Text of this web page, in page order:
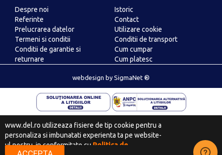
Despre noi
Istoric
Referinte
Contact
Prelucrarea datelor
Utilizare cookie
Termeni si conditii
Conditii de transport
Conditii de garantie si
returnare
Cum cumpar
Cum platesc
webdesign by SigmaNet ®
www.del.ro utilizeaza fisiere de tip cookie pentru a
personaliza si imbunatati experienta ta pe website-
ul nostru, in conformitate cu Politica de